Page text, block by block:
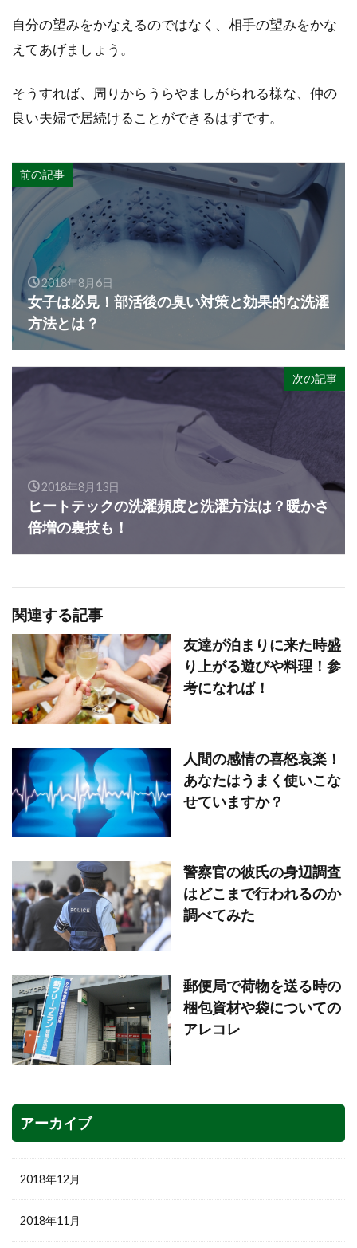
自分の望みをかなえるのではなく、相手の望みをかな
えてあげましょう。
そうすれば、周りからうらやましがられる様な、仲の
良い夫婦で居続けることができるはずです。
前の記事
2018年8月6日
女子は必見！部活後の臭い対策と効果的な洗濯
方法とは？
次の記事
2018年8月13日
ヒートテックの洗濯頻度と洗濯方法は？暖かさ
倍増の裏技も！
関連する記事
友達が泊まりに来た時盛
り上がる遊びや料理！参
考になれば！
人間の感情の喜怒哀楽！
あなたはうまく使いこな
せていますか？
警察官の彼氏の身辺調査
はどこまで行われるのか
調べてみた
郵便局で荷物を送る時の
梱包資材や袋についての
アレコレ
アーカイブ
2018年12月
2018年11月